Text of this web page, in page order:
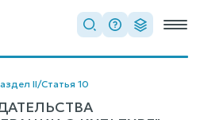
II/Статья 10